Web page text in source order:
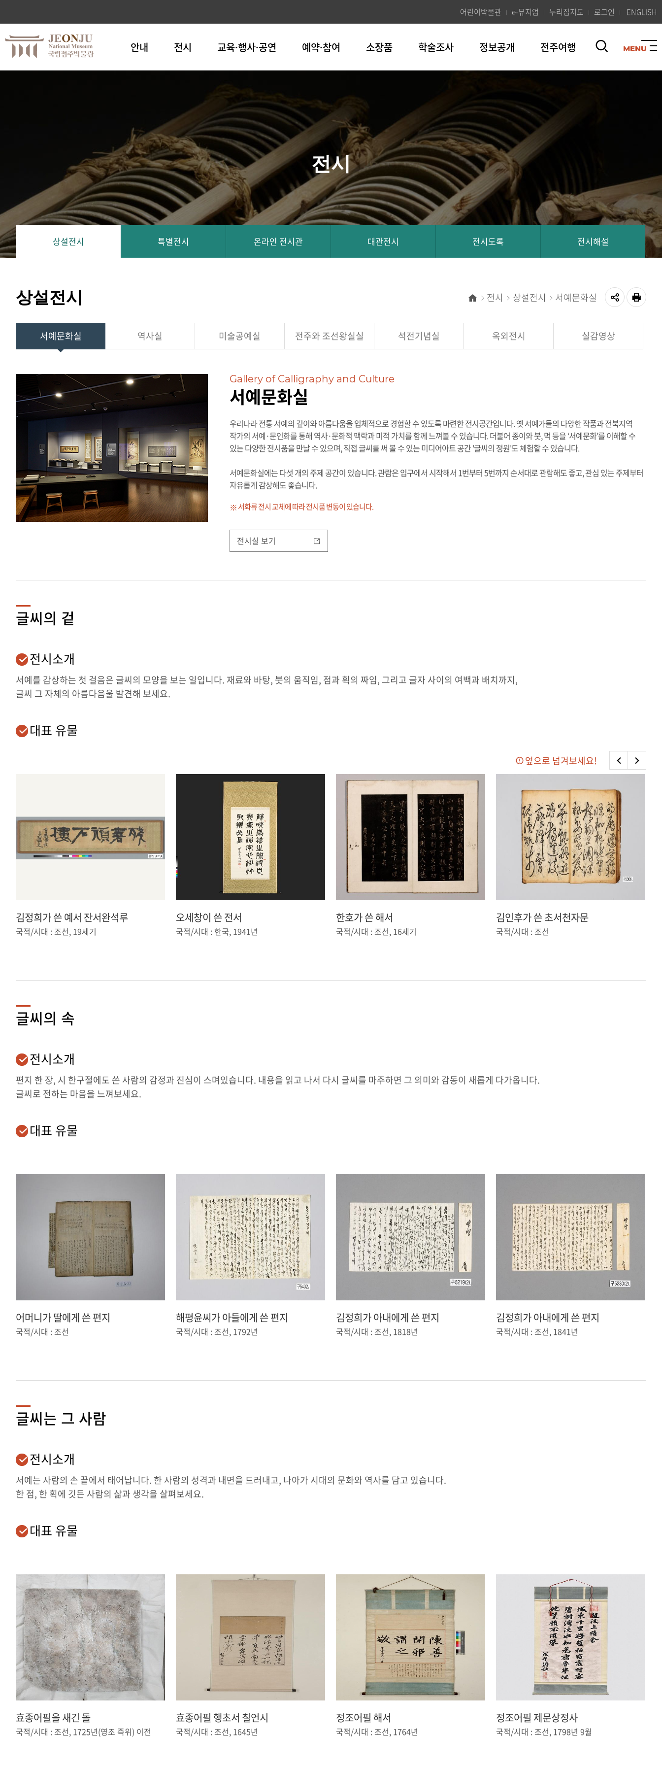
어린이박물관 e-뮤지엄 누리집지도 로그인 ENGLISH
색
안내 전시 교육·행사·공연 예약·참여 소장품 학술조사 정보공개 전주여행
전시
상설전시 특별전시 온라인 전시관 대관전시 전시도록 전시해설
상설전시 전시 상설전시 서예문화실
유
서예문화실 역사실 미술공예실 전주와 조선왕실실 석전기념실 옥외전시 실감영상
Gallery of Calligraphy and Culture
서예문화실
우리나라 전통 서예의 깊이와 아름다움을 입체적으로 경험할 수 있도록 마련한 전시공간입니다. 옛 서예가들의 다앙한 작품과 전북지역
작가의 서예·문인화를 통해 역사·문화적 맥락과 미적 가치를 함께 느껴볼 수 있습니다. 더불어 종이와 붓, 먹 등을 ‘서예문화’를 이해할 수
있는 다양한 전시품을 만날 수 있으며, 직접 글씨를 써 볼 수 있는 미디어아트 공간 '글씨의 정원'도 체험할 수 있습니다.
서예문화실에는 다섯 개의 주제 공간이 있습니다. 관람은 입구에서 시작해서 1번부터 5번까지 순서대로 관람해도 좋고, 관심 있는 주제부터
자유롭게 감상해도 좋습니다.
서화류 전시 교체에 따라 전시품 변동이 있습니다.
전시실 보기
글씨의 겉
전시소개
서예를 감상하는 첫 걸음은 글씨의 모양을 보는 일입니다. 재료와 바탕, 붓의 움직임, 점과 획의 짜임, 그리고 글자 사이의 여백과 배치까지,
글씨 그 자체의 아름다음울 발견해 보세요.
대표 유물
옆으로 넘겨보세요!
김정희가 쓴 예서 잔서완석루
국적/시대 : 조선, 19세기
오세창이 쓴 전서
국적/시대 : 한국, 1941년
한호가 쓴 해서
국적/시대 : 조선, 16세기
김인후가 쓴 초서천자문
국적/시대 : 조선
글씨의 속
전시소개
편지 한 장, 시 한구절에도 쓴 사람의 감정과 진심이 스며있습니다. 내용을 읽고 나서 다시 글씨를 마주하면 그 의미와 감동이 새롭게 다가옵니다.
글씨로 전하는 마음을 느껴보세요.
대표 유물
어머니가 딸에게 쓴 편지
국적/시대 : 조선
해평윤씨가 아들에게 쓴 편지
국적/시대 : 조선, 1792년
김정희가 아내에게 쓴 편지
국적/시대 : 조선, 1818년
김정희가 아내에게 쓴 편지
국적/시대 : 조선, 1841년
글씨는 그 사람
전시소개
서예는 사람의 손 끝에서 태어납니다. 한 사람의 성격과 내면을 드러내고, 나아가 시대의 문화와 역사를 담고 있습니다.
한 점, 한 획에 깃든 사람의 삶과 생각을 살펴보세요.
대표 유물
효종어필을 새긴 돌
국적/시대 : 조선, 1725년(영조 즉위) 이전
효종어필 행초서 칠언시
국적/시대 : 조선, 1645년
정조어필 해서
국적/시대 : 조선, 1764년
정조어필 제문상정사
국적/시대 : 조선, 1798년 9월